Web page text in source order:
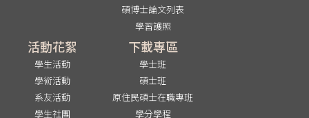
碩博士論文列表
學習護照
活動花絮
學生活動
學術活動
系友活動
學生社團
下載專區
學士班
碩士班
原住民碩士在職專班
學分學程